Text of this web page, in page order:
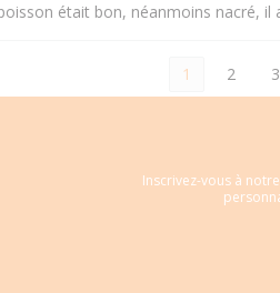
était bon, néanmoins nacré, il
1 2 3
Inscrivez-vous à